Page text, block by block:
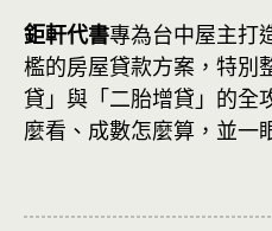
鉅軒代書專為台中屋主打
檻的房屋貸款方案，特別
貸」與「二胎增貸」的全
麼看、成數怎麼算，並一